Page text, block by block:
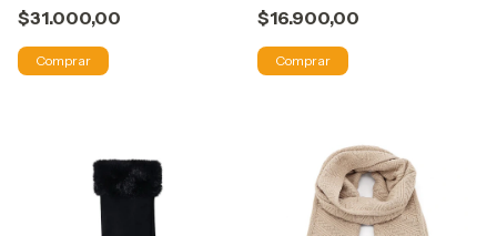
$31.000,00
Comprar
$16.900,00
Comprar